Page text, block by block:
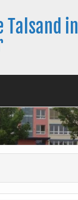
Talsand in